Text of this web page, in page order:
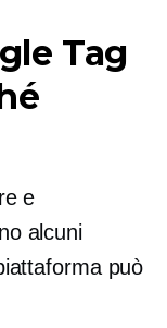
Tag
e
alcuni
può